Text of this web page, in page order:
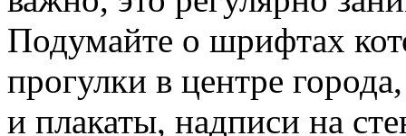
Подумайте о шрифтах
прогулки в центре
и плакаты, надписи на